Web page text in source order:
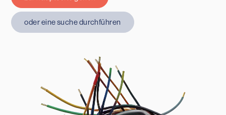
oder eine suche durchführen